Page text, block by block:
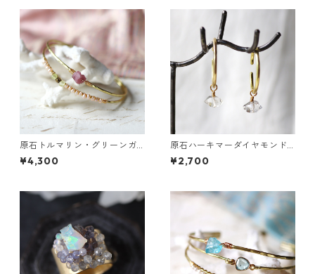
原石トルマリン・グリーンガ
ーネットの2連バングル
¥4,300
原石ハーキマーダイヤモンド
のぶら下がりイヤーカフ
¥2,700